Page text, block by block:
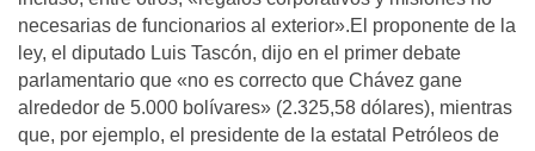
necesarias de funcionarios al exterior».El proponente de la
ley, el diputado Luis Tascón, dijo en el primer debate
parlamentario que «no es correcto que Chávez gane
alrededor de 5.000 bolí­vares» (2.325,58 dólares), mientras
que, por ejemplo, el presidente de la estatal Petróleos de